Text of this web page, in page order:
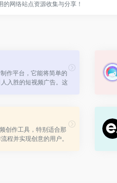
网络站点资源收集与分享！
作平台，它能将简单的
入胜的短视频广告。这
创作工具，特别适合那
程并实现创意的用户。